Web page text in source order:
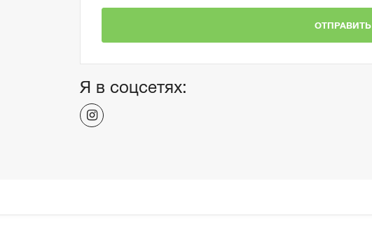
ОТПРАВИТЬ
Я в соцсетях: